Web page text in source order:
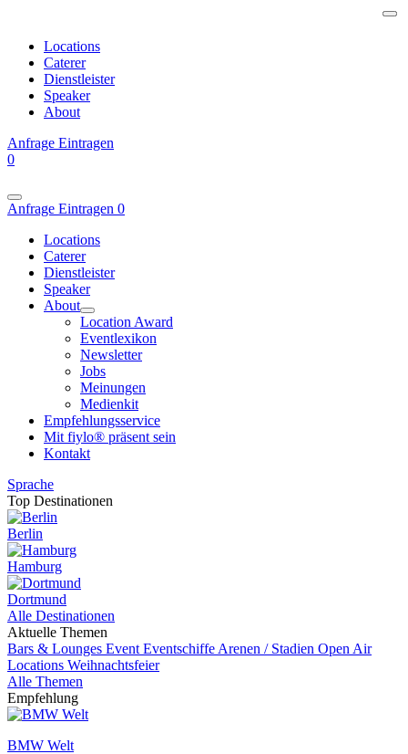
Locations
Caterer
Dienstleister
Speaker
About
Anfrage Eintragen
0
Anfrage Eintragen 0
Locations
Caterer
Dienstleister
Speaker
About
Location Award
Eventlexikon
Newsletter
Jobs
Meinungen
Medienkit
Empfehlungsservice
Mit fiylo® präsent sein
Kontakt
Sprache
Top Destinationen
Berlin
Hamburg
Dortmund
Alle Destinationen
Aktuelle Themen
Bars & Lounges Event Eventschiffe Arenen / Stadien Open Air
Locations Weihnachtsfeier
Alle Themen
Empfehlung
BMW Welt